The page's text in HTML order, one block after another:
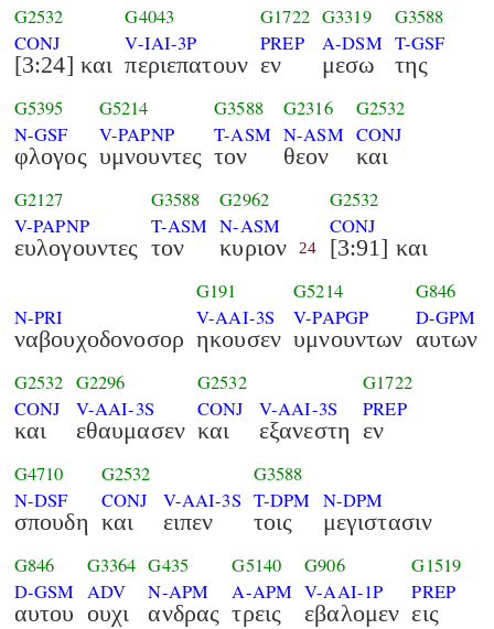
G2532
CONJ
[3:24] και
G4043
V-IAI-3P
περιεπατουν
G1722
PREP
εν
G3319
A-DSM
μεσω
G3588
T-GSF
της
G5395
N-GSF
φλογος
G5214
V-PAPNP
υμνουντες
G3588
T-ASM
τον
G2316
N-ASM
θεον
G2532
CONJ
και
G2127
V-PAPNP
ευλογουντες
G3588
T-ASM
τον
G2962
N-ASM
κυριον 24
G2532
CONJ
[3:91] και
N-PRI
ναβουχοδονοσορ
G191
V-AAI-3S
ηκουσεν
G5214
V-PAPGP
υμνουντων
G846
D-GPM
αυτων
G2532
CONJ
και
G2296
V-AAI-3S
εθαυμασεν
G2532
CONJ
και
V-AAI-3S
εξανεστη
G1722
PREP
εν
G4710
N-DSF
σπουδη
G2532
CONJ
και
V-AAI-3S
ειπεν
G3588
T-DPM
τοις
N-DPM
μεγιστασιν
G846
D-GSM
αυτου
G3364
ADV
ουχι
G435
N-APM
ανδρας
G5140
A-APM
τρεις
G906
V-AAI-1P
εβαλομεν
G1519
PREP
εις